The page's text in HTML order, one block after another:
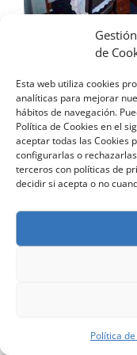
de
Esta web utiliza cookies
analíticas para mejorar
hábitos de navegación.
Política de Cookies en el
aceptar todas las Cookies
configurarlas o
terceros con políticas de
decidir si acepta o no
Política
© Copyright 2024 |
Web Zaragoza |
|
Política de